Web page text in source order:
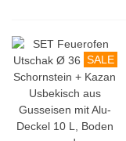
SALE